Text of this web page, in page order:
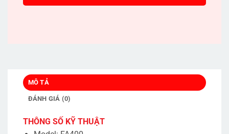
MÔ TẢ
ĐÁNH GIÁ (0)
THÔNG SỐ KỸ THUẬT